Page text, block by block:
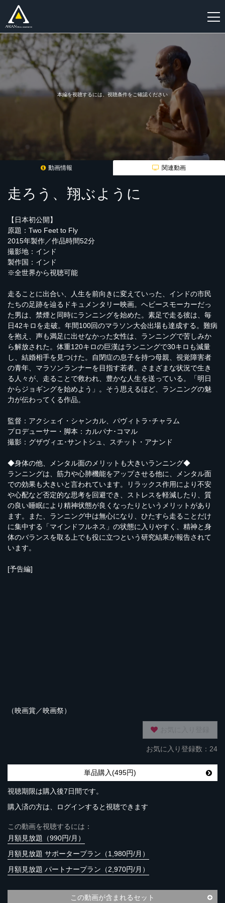
本編を視聴するには、視聴条件をご確認ください
動画情報 関連動画
走ろう、翔ぶように
【日本初公開】
原題：Two Feet to Fly
2015年製作／作品時間52分
撮影地：インド
製作国：インド
※全世界から視聴可能
走ることに出合い、人生を前向きに変えていった、インドの市民
たちの足跡を辿るドキュメンタリー映画。ヘビースモーカーだっ
た男は、禁煙と同時にランニングを始めた。素足で走る彼は、毎
日42キロを走破。年間100回のマラソン大会出場も達成する。難病
を抱え、声も満足に出せなかった女性は、ランニングで苦しみか
ら解放された。体重120キロの巨漢はランニングで30キロも減量
し、結婚相手を見つけた。自閉症の息子を持つ母親、視覚障害者
の青年、マラソンランナーを目指す若者。さまざまな状況で生き
る人々が、走ることで救われ、豊かな人生を送っている。「明日
からジョギングを始めよう」。そう思えるほど、ランニングの魅
力が伝わってくる作品。
監督：アクシェイ・シャンカル、パヴィトラ･チャラム
プロデューサー・脚本：カルパナ･コマル
撮影：グザヴィエ･サントシュ、スチット・アナンド
◆身体の他、メンタル面のメリットも大きいランニング◆
ランニングは、筋力や心肺機能をアップさせる他に、メンタル面
での効果も大きいと言われています。リラックス作用により不安
や心配など否定的な思考を回避でき、ストレスを軽減したり、質
の良い睡眠により精神状態が良くなったりというメリットがあり
ます。また、ランニング中は無心になり、ひたすら走ることだけ
に集中する「マインドフルネス」の状態に入りやすく、精神と身
体のバランスを取る上でも役に立つという研究結果が報告されて
います。
[予告編]
（映画賞／映画祭）
お気に入り登録数：24
単品購入(495円)
視聴期限は購入後7日間です。
購入済の方は、ログインすると視聴できます
この動画を視聴するには：
月額見放題（990円/月）
月額見放題 サポータープラン（1,980円/月）
月額見放題 パートナープラン（2,970円/月）
この動画が含まれるセット